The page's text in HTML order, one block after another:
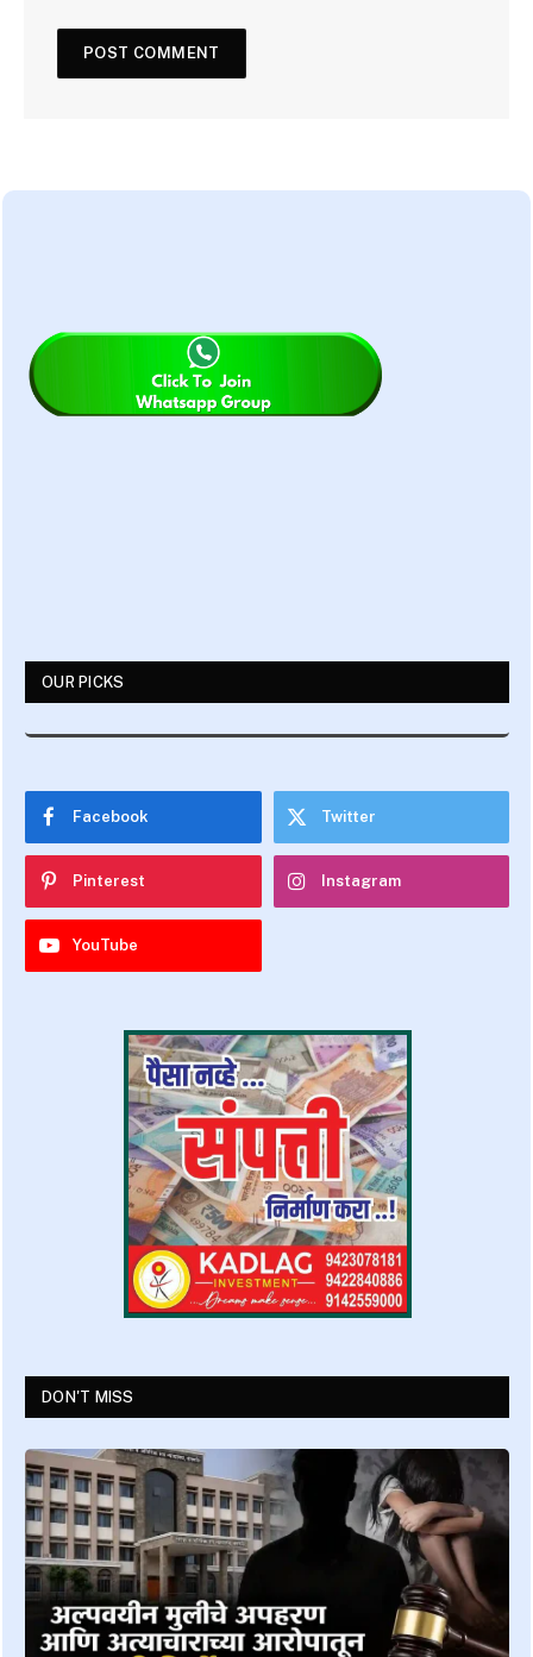
OUR PICKS
Facebook Twitter
Pinterest Instagram
YouTube
DON'T MISS